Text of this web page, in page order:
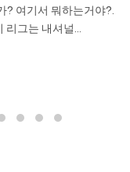
? 여기서 뭐하는거야?.
리그는 내셔널...